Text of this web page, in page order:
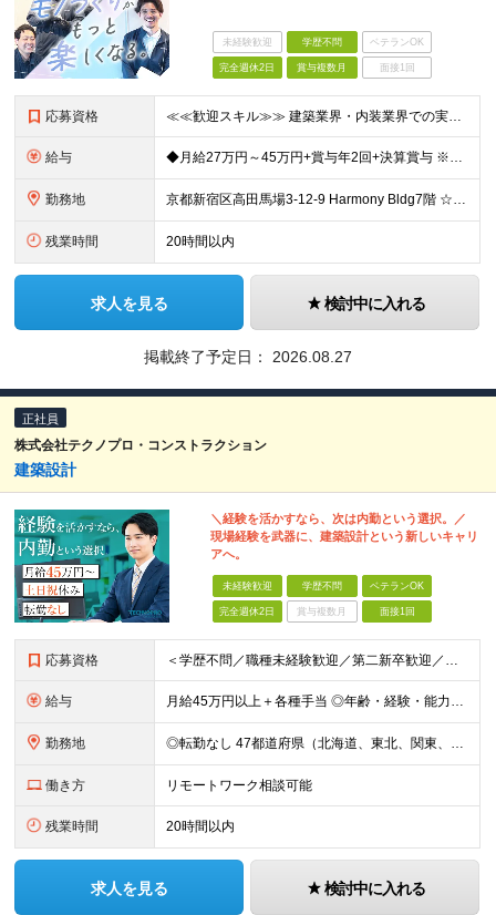
未経験歓迎 学歴不問 ベテランOK
完全週休2日 賞与複数月 面接1回
応募資格 ≪≪歓迎スキル≫≫ 建築業界・内装業界での実務経験 （オフィスや店舗内装の施工管理経験がある方大歓迎） ≪≪必須スキル≫≫ ◆社会人経験が3年以上ある方 ◆要普免（AT限定可） 【未経験者も同時
給与 ◆月給27万円～45万円+賞与年2回+決算賞与 ※保有資格や経験、能力に応じて決定いたします ※試用期間3ヶ月あり（期間中の雇用形態・待遇の差異はありません） 【昇給】年1回…直近４期全社員1万円
勤務地 京都新宿区高田馬場3-12-9 Harmony Bldg7階 ☆旧事務所から近くの新築ビルに2026年7月末に移転完了☆ 旧事務所住所：東京都新宿区高田馬場3-14-3 八達ビル 1F （旧事務所
残業時間 20時間以内
求人を見る 検討中に入れる
掲載終了予定日： 2026.08.27
正社員
株式会社テクノプロ・コンストラクション
建築設計
＼経験を活かすなら、次は内勤という選択。／
現場経験を武器に、建築設計という新しいキャリ
アへ。
未経験歓迎 学歴不問 ベテランOK
完全週休2日 賞与複数月 面接1回
応募資格 ＜学歴不問／職種未経験歓迎／第二新卒歓迎／ブランクOK＞ ■建設業界での実務経験をお持ちの方 └年数・分野・職種はいっさい不問！ ◆設計職が初めての方も歓迎！ ◆施工管理など、現場経験を活かしてキ
給与 月給45万円以上＋各種手当 ◎年齢・経験・能力・適性を考慮して、支給額を決定します。 ◎残業代は1分単位で100％支給。頑張った分はきちんと収入に還元します！ ＼充実の各種手当／ ■交通費全額支給
勤務地 ◎転勤なし 47都道府県（北海道、東北、関東、北陸・甲信越、関西、東海、中国、四国、九州、沖縄）の各プロジェクト先 ◇本人の希望を伴わない転居はなく、転勤もありません。 ◇勤務地はご希望を最大限考
働き方 リモートワーク相談可能
残業時間 20時間以内
求人を見る 検討中に入れる